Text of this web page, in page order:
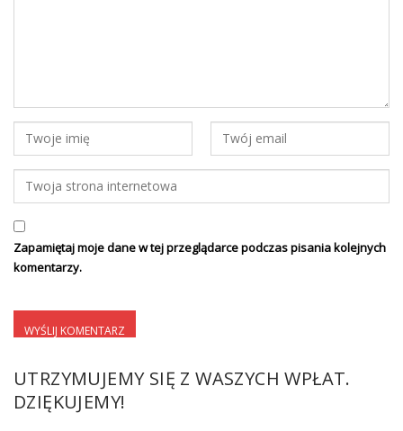
Zapamiętaj moje dane w tej przeglądarce podczas pisania kolejnych
komentarzy.
UTRZYMUJEMY SIĘ Z WASZYCH WPŁAT.
DZIĘKUJEMY!